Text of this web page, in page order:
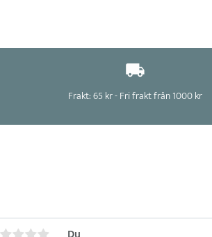
Frakt: 65 kr - Fri frakt från 1000 kr